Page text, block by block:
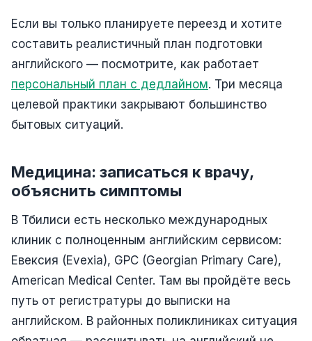
Если вы только планируете переезд и хотите
составить реалистичный план подготовки
английского — посмотрите, как работает
персональный план с дедлайном. Три месяца
целевой практики закрывают большинство
бытовых ситуаций.
Медицина: записаться к врачу,
объяснить симптомы
В Тбилиси есть несколько международных
клиник с полноценным английским сервисом:
Евексия (Evexia), GPC (Georgian Primary Care),
American Medical Center. Там вы пройдёте весь
путь от регистратуры до выписки на
английском. В районных поликлиниках ситуация